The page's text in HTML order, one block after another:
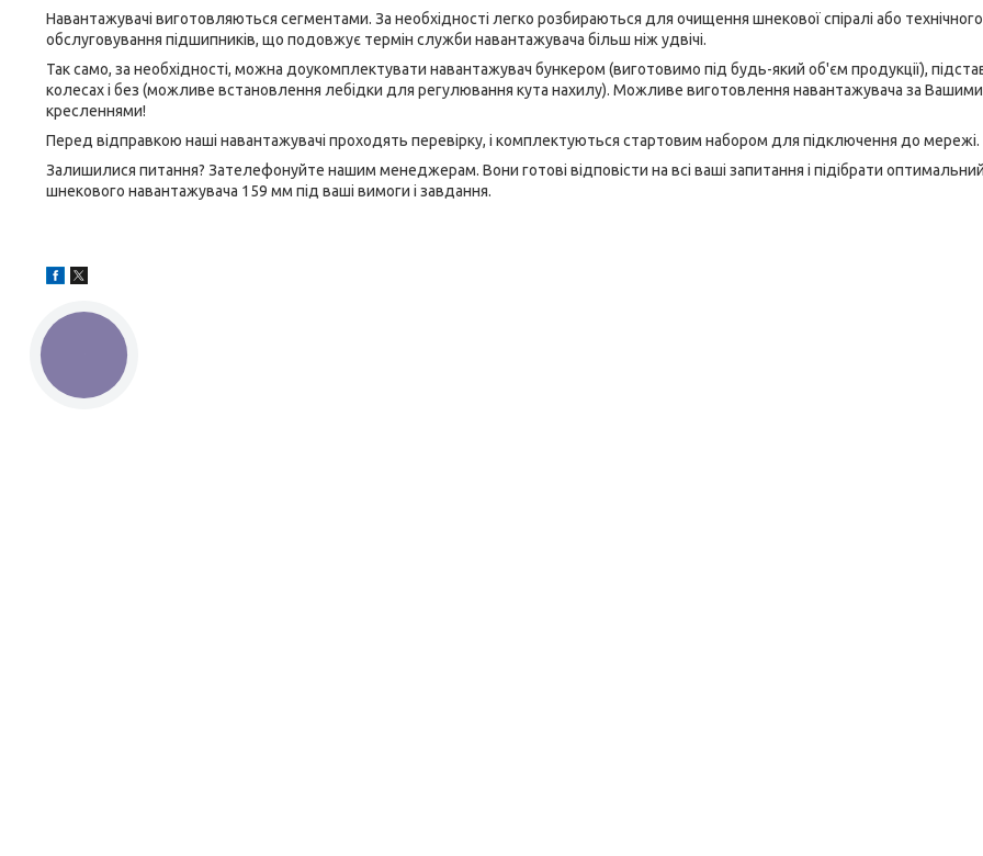
Навантажувачі виготовляються сегментами. За необхідності легко розбираються для очищення шнекової спіралі або технічного
обслуговування підшипників, що подовжує термін служби навантажувача більш ніж удвічі.
Так само, за необхідності, можна доукомплектувати навантажувач бункером (виготовимо під будь-який об'єм продукції),
колесах і без (можливе встановлення лебідки для регулювання кута нахилу). Можливе виготовлення навантажувача за Вашими
кресленнями!
Перед відправкою наші навантажувачі проходять перевірку, і комплектуються стартовим набором для підключення до мережі.
Залишилися питання? Зателефонуйте нашим менеджерам. Вони готові відповісти на всі ваші запитання і підібрати оптимальний
шнекового навантажувача 159 мм під ваші вимоги і завдання.